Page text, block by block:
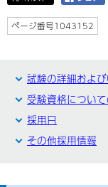
ページ番号1043152
試験の詳細およ
受験資格につい
採用日
その他採用情報